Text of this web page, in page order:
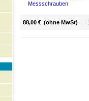
Messschrauben
88,00 € (ohne MwSt)